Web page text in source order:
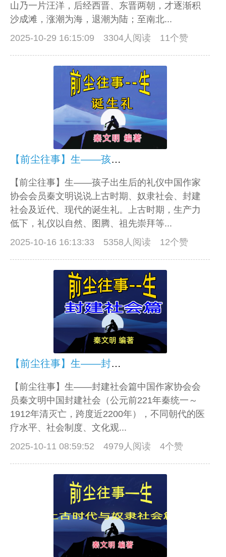
山乃一片汪洋，后经西晋、东晋两朝，才逐渐积
沙成滩，涨潮为海，退潮为陆；至南北...
2025-10-29 16:15:09
3304人阅读 11个赞
【前尘往事】生——孩子出生后的礼仪
【前尘往事】生——孩子出生后的礼仪中国作家
协会会员秦文明说说上古时期、奴隶社会、封建
社会及近代、现代的诞生礼。上古时期，生产力
低下，礼仪以自然、图腾、祖先崇拜等...
2025-10-16 16:13:33
5358人阅读 12个赞
【前尘往事】生——封建社会篇
【前尘往事】生——封建社会篇中国作家协会会
员秦文明中国封建社会（公元前221年秦统一～
1912年清灭亡，跨度近2200年），不同朝代的医
疗水平、社会制度、文化观...
2025-10-11 08:59:52
4979人阅读 4个赞